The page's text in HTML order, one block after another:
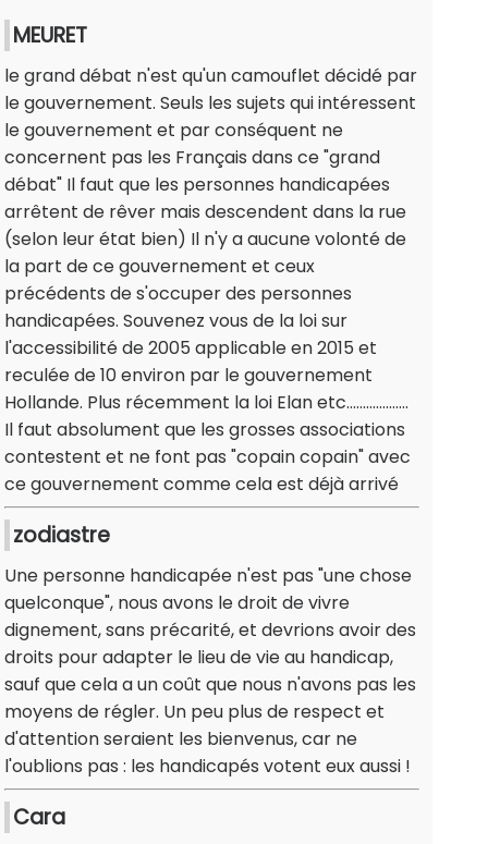
MEURET
le grand débat n'est qu'un camouflet décidé par
le gouvernement. Seuls les sujets qui intéressent
le gouvernement et par conséquent ne
concernent pas les Français dans ce "grand
débat" Il faut que les personnes handicapées
arrêtent de rêver mais descendent dans la rue
(selon leur état bien) Il n'y a aucune volonté de
la part de ce gouvernement et ceux
précédents de s'occuper des personnes
handicapées. Souvenez vous de la loi sur
l'accessibilité de 2005 applicable en 2015 et
reculée de 10 environ par le gouvernement
Hollande. Plus récemment la loi Elan etc...................
Il faut absolument que les grosses associations
contestent et ne font pas "copain copain" avec
ce gouvernement comme cela est déjà arrivé
zodiastre
Une personne handicapée n'est pas "une chose
quelconque", nous avons le droit de vivre
dignement, sans précarité, et devrions avoir des
droits pour adapter le lieu de vie au handicap,
sauf que cela a un coût que nous n'avons pas les
moyens de régler. Un peu plus de respect et
d'attention seraient les bienvenus, car ne
l'oublions pas : les handicapés votent eux aussi !
Cara